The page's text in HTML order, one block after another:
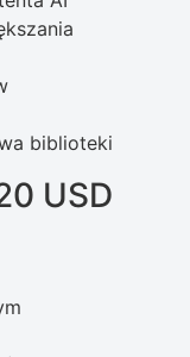
biblioteki
USD